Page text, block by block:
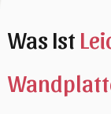
Was Ist